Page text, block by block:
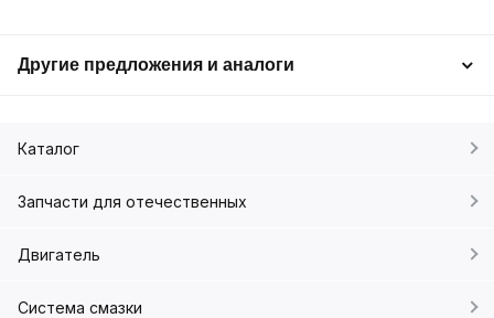
Другие предложения и аналоги
Каталог
Запчасти для отечественных
Двигатель
Система смазки